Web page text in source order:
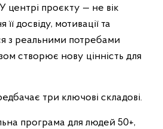
центрі проєкту — не вік
досвіду, мотивації та
з реальними потребами
створює нову цінність для
три ключові складові.
програма для людей 50+,